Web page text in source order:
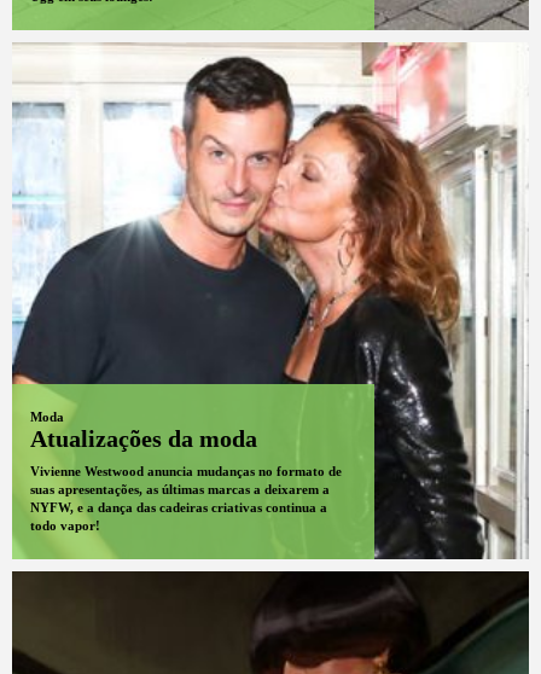
Moda
Atualizações da moda
Vivienne Westwood anuncia mudanças no formato de
suas apresentações, as últimas marcas a deixarem a
NYFW, e a dança das cadeiras criativas continua a
todo vapor!